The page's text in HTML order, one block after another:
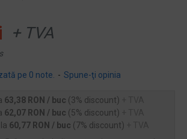
pe 0 note. - Spune-ţi opinia
+ TVA
63,38 RON / buc (3% discount)
62,07 RON / buc (5% discount)
60,77 RON / buc (7% discount)